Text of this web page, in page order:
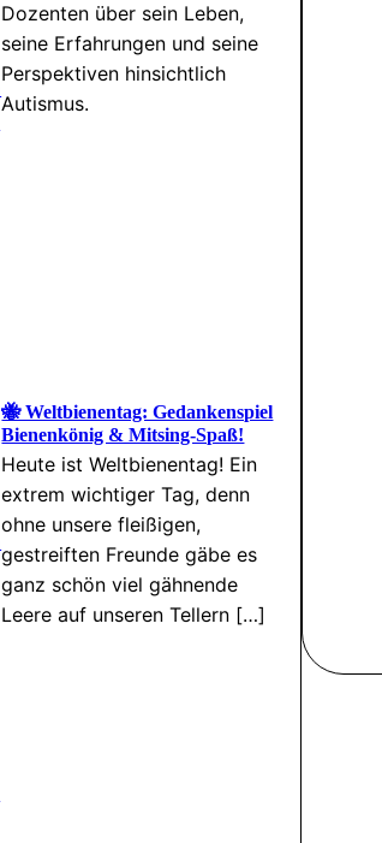
Dozenten über sein Leben,
seine Erfahrungen und seine
Perspektiven hinsichtlich
Autismus.
🐝 Weltbienentag: Gedankenspiel
Bienenkönig & Mitsing-Spaß!
Heute ist Weltbienentag! Ein
extrem wichtiger Tag, denn
ohne unsere fleißigen,
gestreiften Freunde gäbe es
ganz schön viel gähnende
Leere auf unseren Tellern […]